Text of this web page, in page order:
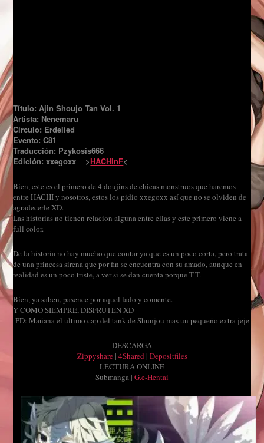
Título: Ajin Shoujo Tan Vol. 1
Artista: Nenemaru
Círculo: Erdelied
Evento: C81
Traducción: Pzykosis666
Edición: xxegoxx >HACHInF<
Bien, este es el primero de 4 doujins de chicas monstruos que haremos
entre HACHI y nosotros, estos los pidio xxegoxx así que no se olviden de
agradecerle XD.
Las historias no tienen relacion alguna entre ellas y este primero viene a
full color.
De la historia no hay mucho que contar ya que es un poco corta, pero trata
de una princesa sirena que por fin se encuentra con su amado, aunque en
realidad es un poco triste, a ver si se dan cuenta porque T-T.
Bien, ya saben, pasence por aquel lado y comente.
Y COMO SIEMPRE, DISFRUTEN XD
PD: Mañana el ultimo cap del tank de Shunjou mas un pequeño extra jeje
DESCARGA
Zippyshare| 4Shared | Depositfiles
LECTURA ONLINE
Submanga | G.e-Hentai